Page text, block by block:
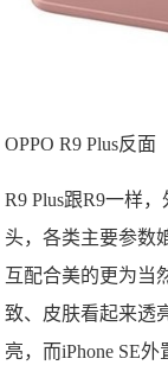
OPPO R9 Plus反面
R9 Plus跟R9一样
头，各类主要参数
互配合美的更为当
致、皮肤看起来透
亮，而iPhone SE